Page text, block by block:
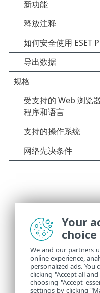
Your
choice
We and our partners
online experience,
personalized ads.
clicking "Accept all
choosing "Accept
settings by clicking